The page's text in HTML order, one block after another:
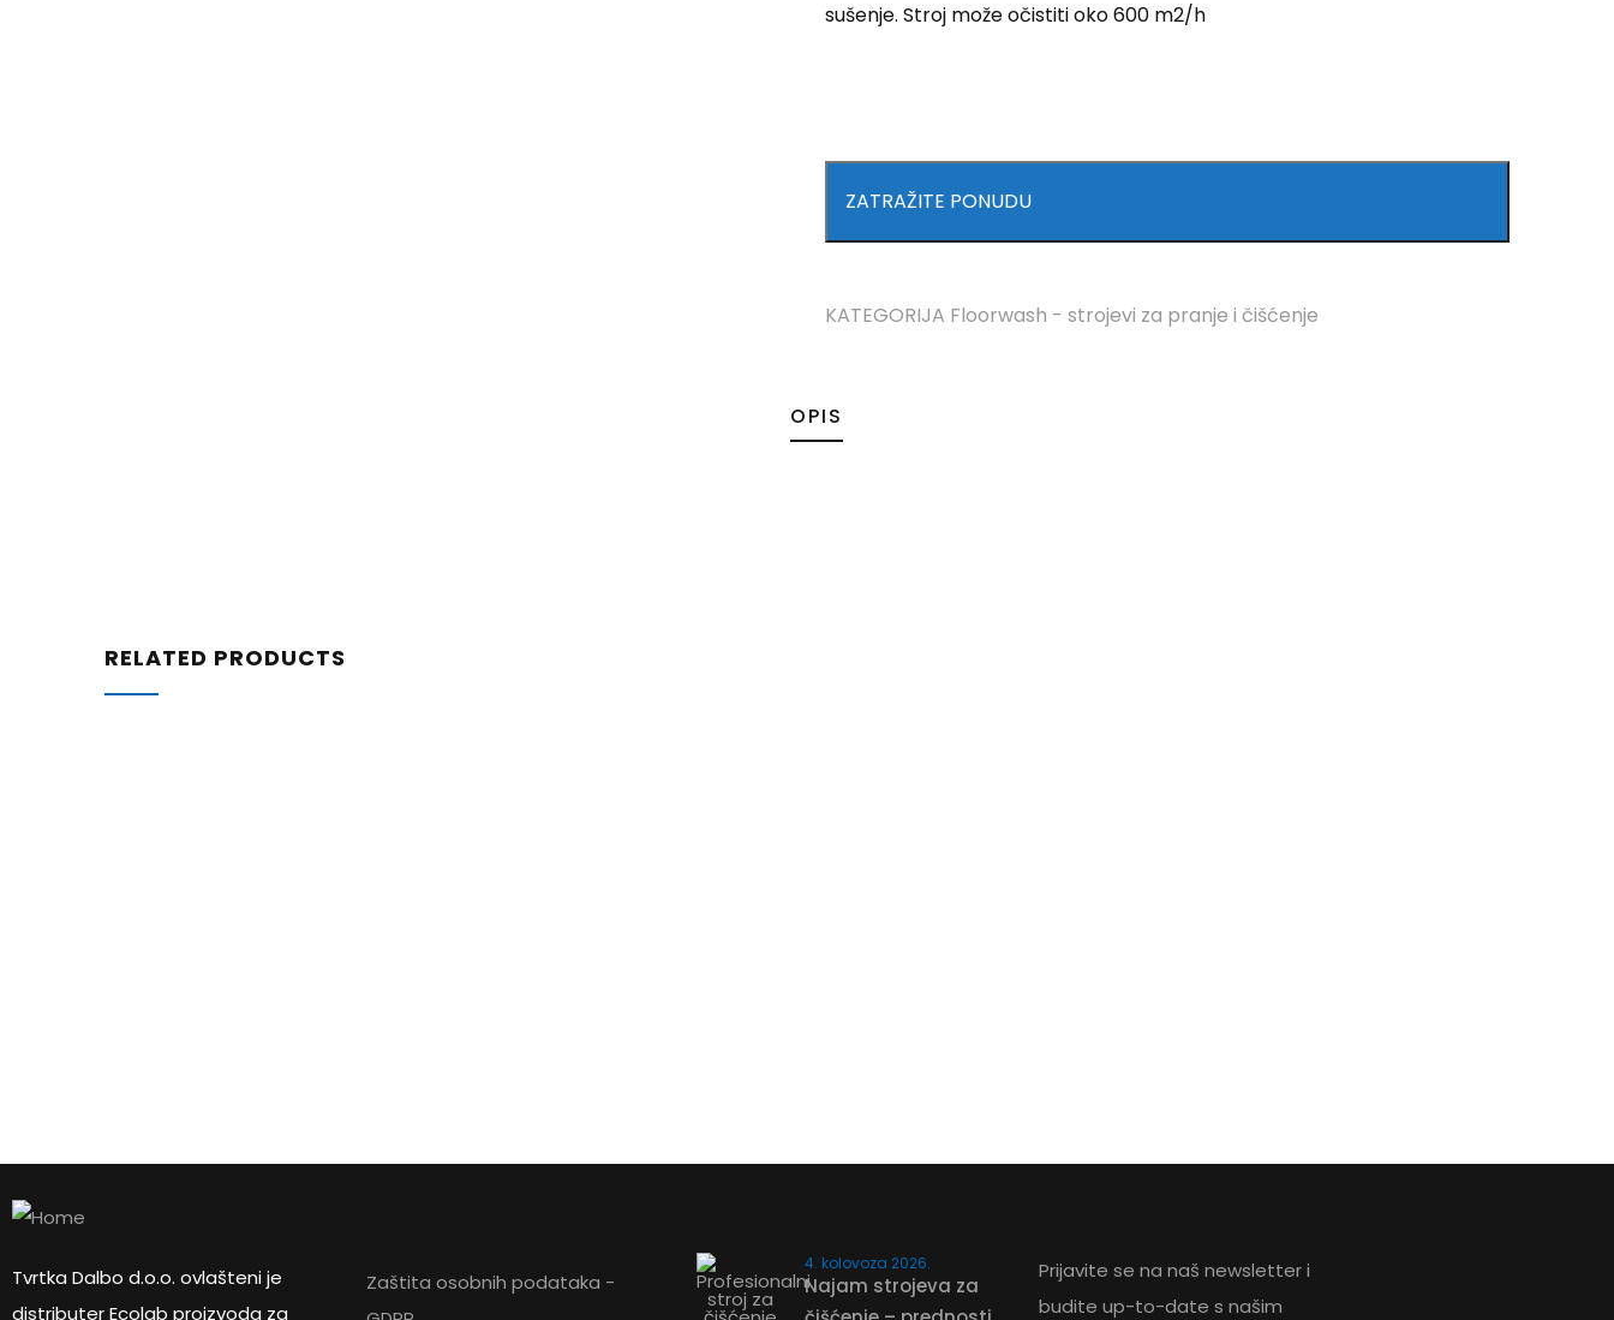
sušenje. Stroj može očistiti oko 600 m2/h
ZATRAŽITE PONUDU
KATEGORIJA Floorwash - strojevi za pranje i čišćenje
OPIS
RELATED PRODUCTS
ZATRAŽITE PONUDU
Tvrtka Dalbo d.o.o. ovlašteni je
distributer Ecolab proizvoda za
Zaštita osobnih podataka -
4. kolovoza 2026.
Najam strojeva za
Prijavite se na naš newsletter i
budite up-to-date s našim